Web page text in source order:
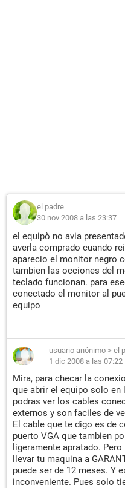
el padre
30 nov 2008 a las 23:37
el equipò no avia
averla comprado cuando
aparecio el monitor negro
tambien las occiones del
teclado funcionan. para
conectado el monitor al
equipo
usuario anónimo > el
1 dic 2008 a las 07:22
Mira, para checar la
que abrir el equipo solo en
podras ver los cables
externos y son faciles de
El cable que te digo es de
puerto VGA que tambien
ligeramente apratado.
llevar tu maquina a
puede ser de 12 meses. Y
inconveniente. Pues solo